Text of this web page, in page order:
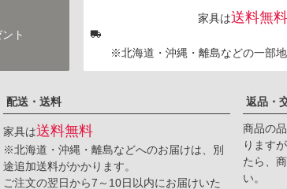
ト
家具は送料無料
※北海道・沖縄・離島などの一部
配送・送料
家具は送料無料
※北海道・沖縄・離島などへのお届けは、別
途追加送料がかかります。
ご注文の翌日から7～10日以内にお届けいた
返品・
商品の
ります
たら、
い。